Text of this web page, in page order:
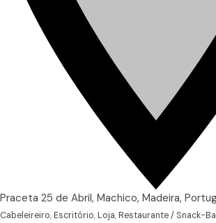
Praceta 25 de Abril, Machico, Madeira,
Cabeleireiro,Escritório,Loja,Restaurante / Snack-